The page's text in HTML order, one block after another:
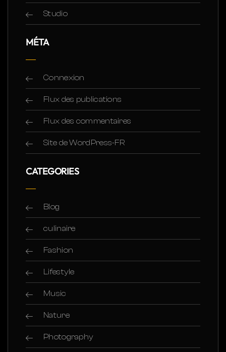
Studio
MÉTA
Connexion
Flux des publications
Flux des commentaires
Site de WordPress-FR
CATEGORIES
Blog
culinaire
Fashion
Lifestyle
Music
Nature
Photography